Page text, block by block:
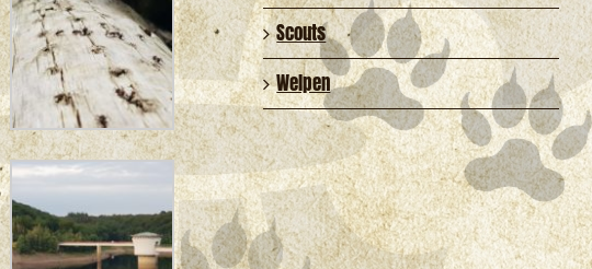
Scouts
Welpen